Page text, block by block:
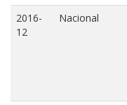
2016-
12
Nacional